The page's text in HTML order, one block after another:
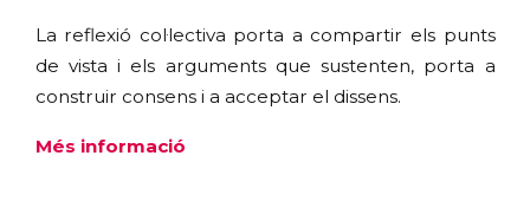
La reflexió col·lectiva porta a compartir els punts
de vista i els arguments que sustenten, porta a
construir consens i a acceptar el dissens.
Més informació